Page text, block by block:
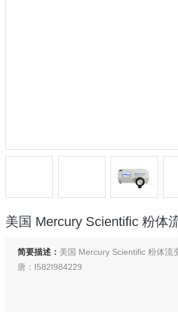
美国 Mercury Scientific 粉体
简要描述： 美国 Mercury Scientific 粉体流
唐：I582I984229